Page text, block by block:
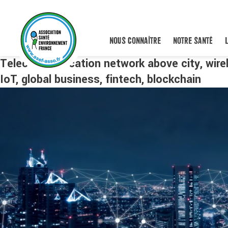
NOUS CONNAÎTRE NOTRE SANTÉ
Telecommunication network above city,
IoT, global business, fintech, blockchain